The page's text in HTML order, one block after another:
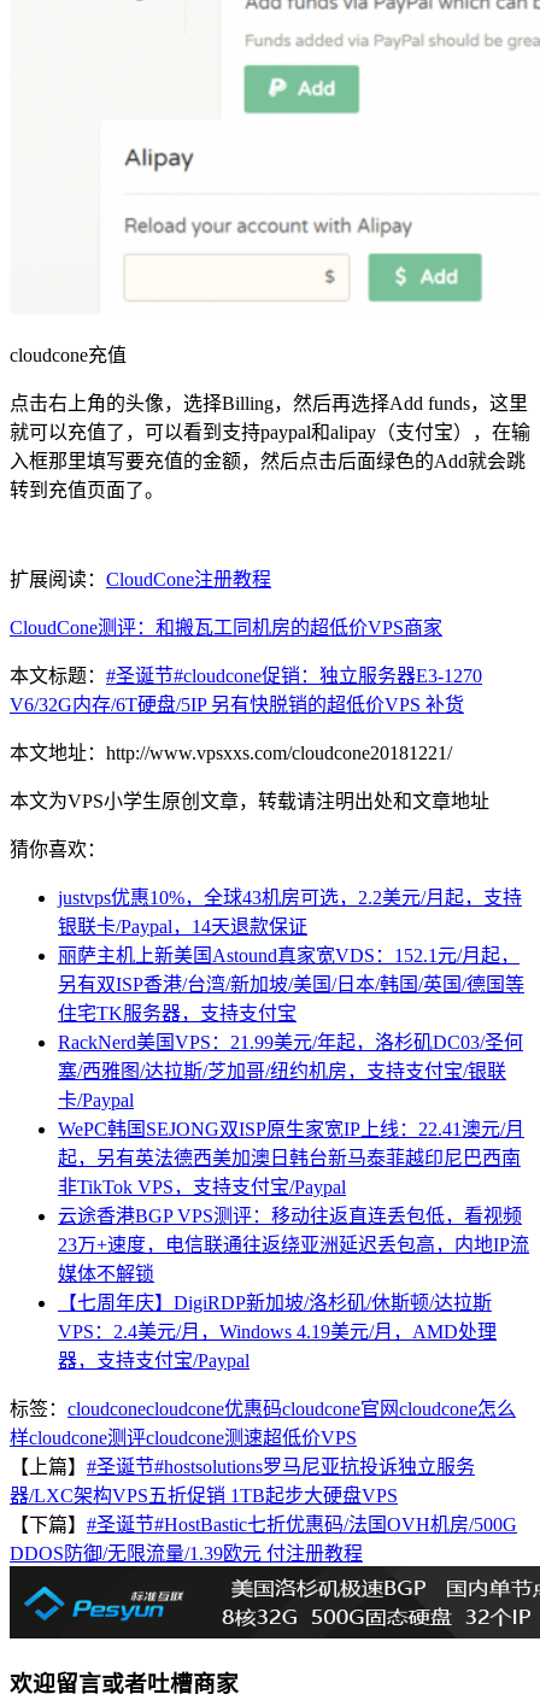
cloudcone充值
点击右上角的头像，选择Billing，然后再选择Add funds，这里
就可以充值了，可以看到支持paypal和alipay（支付宝），在输
入框那里填写要充值的金额，然后点击后面绿色的Add就会跳
转到充值页面了。
扩展阅读： CloudCone注册教程
CloudCone测评：和搬瓦工同机房的超低价VPS商家
本文标题： #圣诞节#cloudcone促销：独立服务器E3-1270
V6/32G内存/6T硬盘/5IP 另有快脱销的超低价VPS 补货
本文地址：http://www.vpsxxs.com/cloudcone20181221/
本文为VPS小学生原创文章，转载请注明出处和文章地址
猜你喜欢：
justvps优惠10%，全球43机房可选，2.2美元/月起，支持
银联卡/Paypal，14天退款保证
丽萨主机上新美国Astound真家宽VDS：152.1元/月起，
另有双ISP香港/台湾/新加坡/美国/日本/韩国/英国/德国等
住宅TK服务器，支持支付宝
RackNerd美国VPS：21.99美元/年起，洛杉矶DC03/圣何
塞/西雅图/达拉斯/芝加哥/纽约机房，支持支付宝/银联
卡/Paypal
WePC韩国SEJONG双ISP原生家宽IP上线：22.41澳元/月
起，另有英法德西美加澳日韩台新马泰菲越印尼巴西南
非TikTok VPS，支持支付宝/Paypal
云途香港BGP VPS测评：移动往返直连丢包低，看视频
23万+速度，电信联通往返绕亚洲延迟丢包高，内地IP流
媒体不解锁
【七周年庆】DigiRDP新加坡/洛杉矶/休斯顿/达拉斯
VPS：2.4美元/月，Windows 4.19美元/月，AMD处理
器，支持支付宝/Paypal
标签： cloudconecloudcone优惠码cloudcone官网cloudcone怎么
样cloudcone测评cloudcone测速超低价VPS
【上篇】 #圣诞节#hostsolutions罗马尼亚抗投诉独立服务
器/LXC架构VPS五折促销 1TB起步大硬盘VPS
【下篇】 #圣诞节#HostBastic七折优惠码/法国OVH机房/500G
DDOS防御/无限流量/1.39欧元 付注册教程
欢迎留言或者吐槽商家